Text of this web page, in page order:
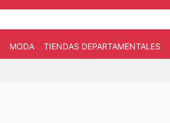
MODA TIENDAS DEPARTAMENTALES